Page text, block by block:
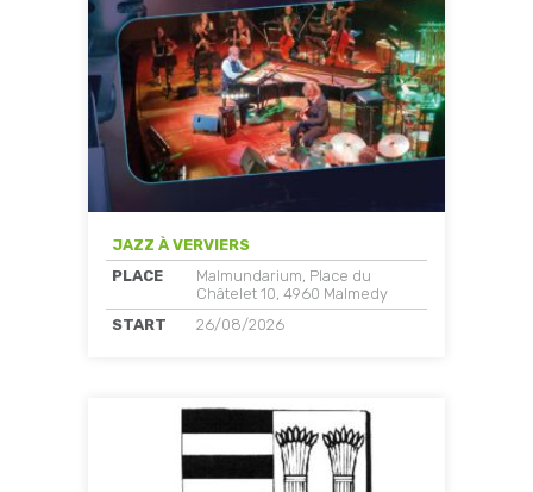
JAZZ À VERVIERS
PLACE
Malmundarium, Place du
Châtelet 10, 4960 Malmedy
START
26/08/2026